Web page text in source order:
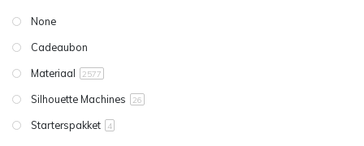
None
Cadeaubon
Materiaal
2577
Silhouette Machines 26
Starterspakket 4